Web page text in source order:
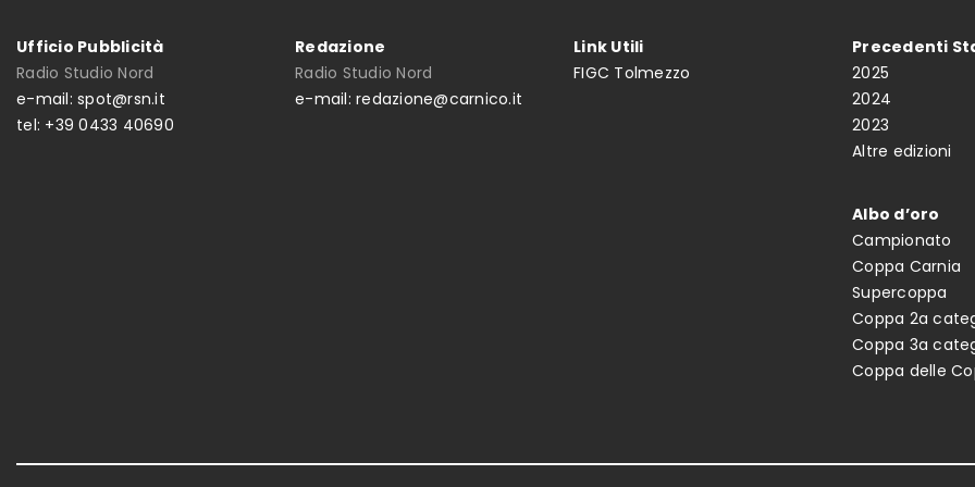
Ufficio Pubblicità
Radio Studio Nord
e-mail: spot@rsn.it
tel: +39 0433 40690
Redazione
Radio Studio Nord
e-mail: redazione@carnico.it
Link Utili
FIGC Tolmezzo
Precedenti
2025
2024
2023
Altre edizioni
Albo d’oro
Campionato
Coppa Carnia
Supercoppa
Coppa 2a
Coppa 3a
Coppa delle